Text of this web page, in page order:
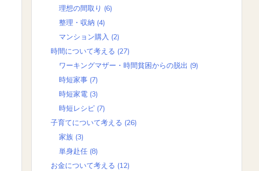
理想の間取り (6)
整理・収納 (4)
マンション購入 (2)
時間について考える (27)
ワーキングマザー・時間貧困からの脱出 (9)
時短家事 (7)
時短家電 (3)
時短レシピ (7)
子育てについて考える (26)
家族 (3)
単身赴任 (8)
お金について考える (12)